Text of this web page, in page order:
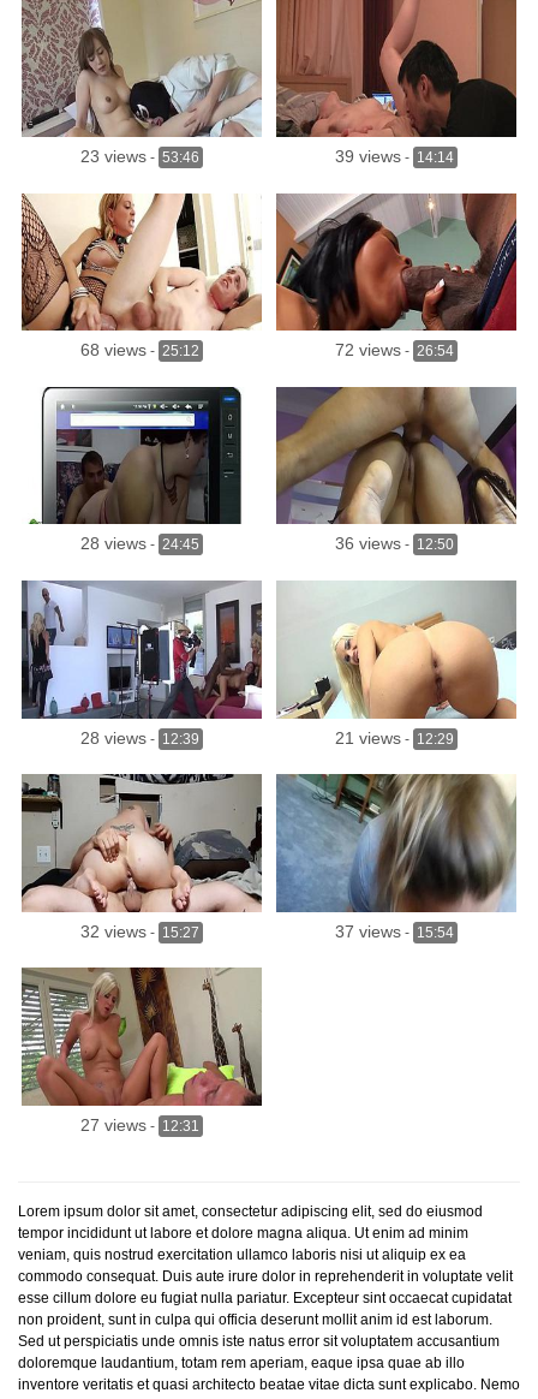
23 views - 53:46 39 views - 14:14
68 views - 25:12 72 views - 26:54
28 views - 24:45 36 views - 12:50
28 views - 12:39 21 views - 12:29
32 views - 15:27 37 views - 15:54
27 views - 12:31
Lorem ipsum dolor sit amet, consectetur adipiscing elit, sed do eiusmod
tempor incididunt ut labore et dolore magna aliqua. Ut enim ad minim
veniam, quis nostrud exercitation ullamco laboris nisi ut aliquip ex ea
commodo consequat. Duis aute irure dolor in reprehenderit in voluptate velit
esse cillum dolore eu fugiat nulla pariatur. Excepteur sint occaecat cupidatat
non proident, sunt in culpa qui officia deserunt mollit anim id est laborum.
Sed ut perspiciatis unde omnis iste natus error sit voluptatem accusantium
doloremque laudantium, totam rem aperiam, eaque ipsa quae ab illo
inventore veritatis et quasi architecto beatae vitae dicta sunt explicabo. Nemo